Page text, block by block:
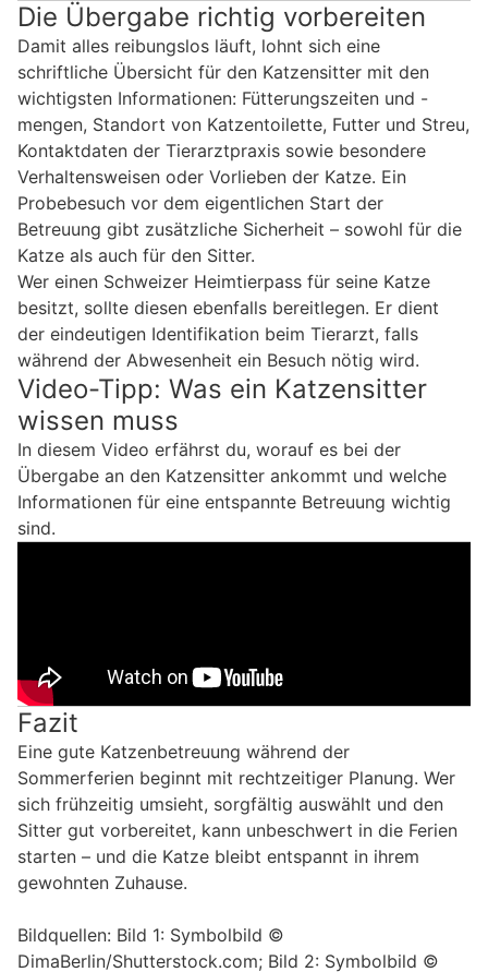
Die Übergabe richtig vorbereiten
Damit alles reibungslos läuft, lohnt sich eine
schriftliche Übersicht für den Katzensitter mit den
wichtigsten Informationen: Fütterungszeiten und -
mengen, Standort von Katzentoilette, Futter und Streu,
Kontaktdaten der Tierarztpraxis sowie besondere
Verhaltensweisen oder Vorlieben der Katze. Ein
Probebesuch vor dem eigentlichen Start der
Betreuung gibt zusätzliche Sicherheit – sowohl für die
Katze als auch für den Sitter.
Wer einen Schweizer Heimtierpass für seine Katze
besitzt, sollte diesen ebenfalls bereitlegen. Er dient
der eindeutigen Identifikation beim Tierarzt, falls
während der Abwesenheit ein Besuch nötig wird.
Video-Tipp: Was ein Katzensitter
wissen muss
In diesem Video erfährst du, worauf es bei der
Übergabe an den Katzensitter ankommt und welche
Informationen für eine entspannte Betreuung wichtig
sind.
Fazit
Eine gute Katzenbetreuung während der
Sommerferien beginnt mit rechtzeitiger Planung. Wer
sich frühzeitig umsieht, sorgfältig auswählt und den
Sitter gut vorbereitet, kann unbeschwert in die Ferien
starten – und die Katze bleibt entspannt in ihrem
gewohnten Zuhause.
Bildquellen: Bild 1: Symbolbild ©
DimaBerlin/Shutterstock.com; Bild 2: Symbolbild ©